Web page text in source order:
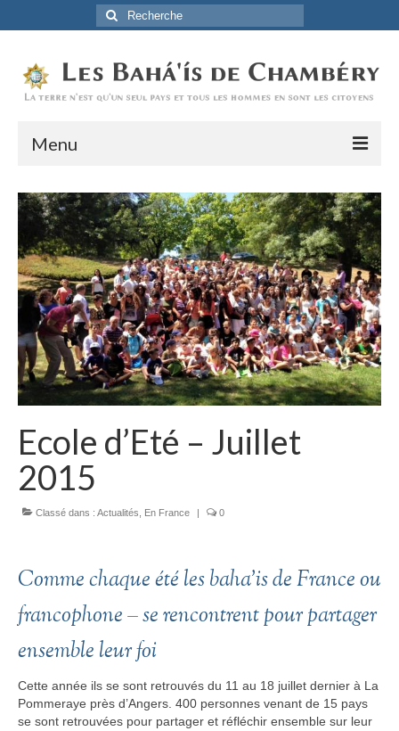
Rechercher
:
Menu
Accueil
La Foi Baha’ie
L’Histoire
Être Baha’i au quotidien
Un débordement d’actions
Actualités
Ecole d’Eté – Juillet
2015
Classé dans : Actualités En France | 0
Comme chaque été les baha’is de France ou
francophone – se rencontrent pour partager
ensemble leur foi
Cette année ils se sont retrouvés du 11 au 18 juillet dernier à La
Pommeraye près d’Angers. 400 personnes venant de 15 pays
se sont retrouvées pour partager et réfléchir ensemble sur leur